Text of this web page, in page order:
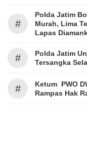
#
Polda Jatim
Murah, Lima
Lapas
#
Polda Jatim
Tersangka
#
Ketum PWO
Rampas Hak